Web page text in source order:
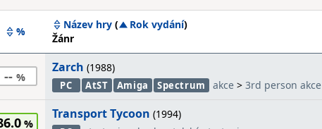
%
Název hry ( Rok vydání)
Žánr
--
Zarch (1988)
PC AtST Amiga Spectrum akce >3rd person akce
Transport Tycoon (1994)